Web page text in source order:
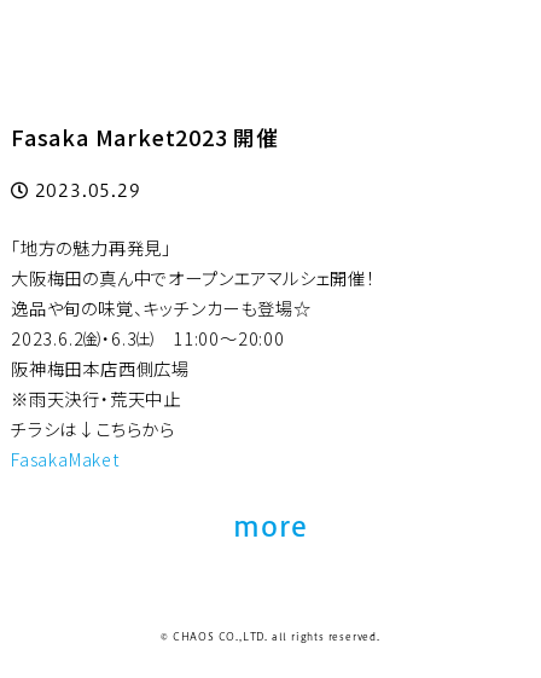
Fasaka Market2023 開催
2023.05.29
「地方の魅力再発見」
大阪梅田の真ん中でオープンエアマルシェ開催！
逸品や旬の味覚、キッチンカーも登場☆
2023.6.2㈮・6.3㈯ 11:00～20:00
阪神梅田本店西側広場
※雨天決行・荒天中止
チラシは↓こちらから
FasakaMaket
more
© CHAOS CO.,LTD. all rights reserved.